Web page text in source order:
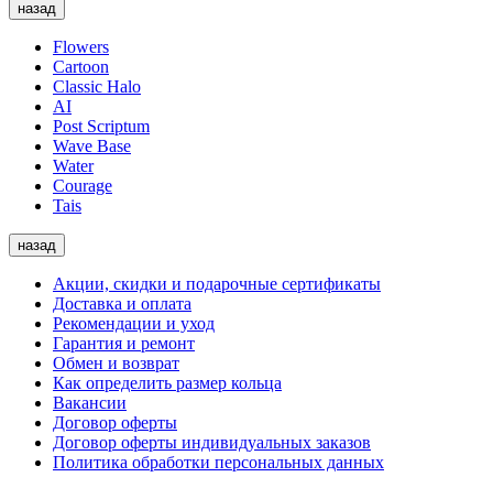
назад
Flowers
Cartoon
Classic Halo
AI
Post Scriptum
Wave Base
Water
Courage
Tais
назад
Акции, скидки и подарочные сертификаты
Доставка и оплата
Рекомендации и уход
Гарантия и ремонт
Обмен и возврат
Как определить размер кольца
Вакансии
Договор оферты
Договор оферты индивидуальных заказов
Политика обработки персональных данных